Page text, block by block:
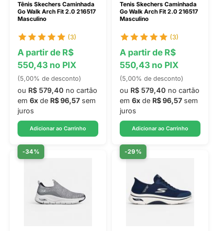
Tênis Skechers Caminhada
Go Walk Arch Fit 2.0 216517
Masculino
(3)
A partir de R$
550,43 no PIX
(5,00% de desconto)
ou R$ 579,40 no cartão
em 6x de R$ 96,57 sem
juros
Adicionar ao Carrinho
Tenis Skechers Caminhada
Go Walk Arch Fit 2.0 216517
Masculino
(3)
A partir de R$
550,43 no PIX
(5,00% de desconto)
ou R$ 579,40 no cartão
em 6x de R$ 96,57 sem
juros
Adicionar ao Carrinho
-34% -29%